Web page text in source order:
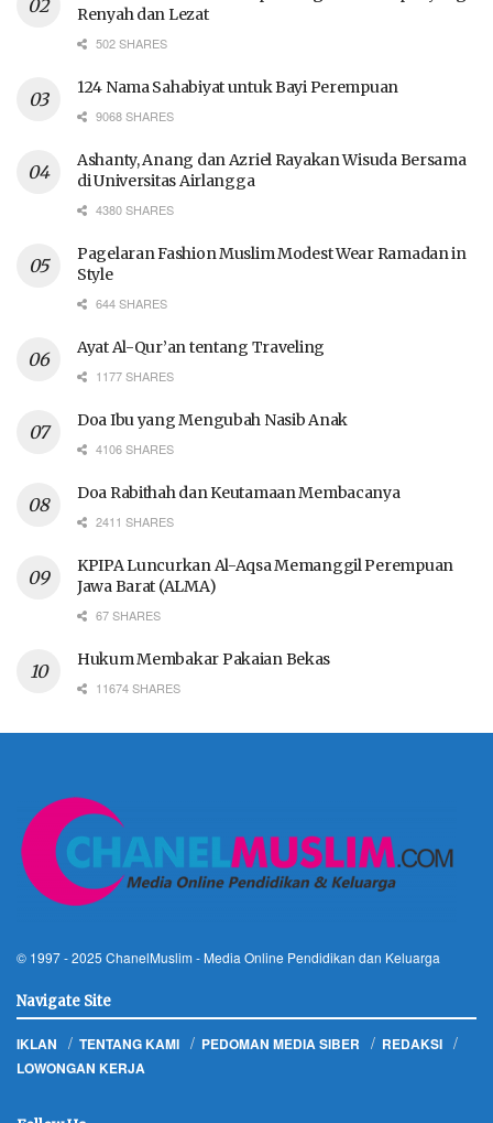
Renyah dan Lezat
502 SHARES
124 Nama Sahabiyat untuk Bayi Perempuan
9068 SHARES
Ashanty, Anang dan Azriel Rayakan Wisuda Bersama
di Universitas Airlangga
4380 SHARES
Pagelaran Fashion Muslim Modest Wear Ramadan in
Style
644 SHARES
Ayat Al-Qur’an tentang Traveling
1177 SHARES
Doa Ibu yang Mengubah Nasib Anak
4106 SHARES
Doa Rabithah dan Keutamaan Membacanya
2411 SHARES
KPIPA Luncurkan Al-Aqsa Memanggil Perempuan
Jawa Barat (ALMA)
67 SHARES
Hukum Membakar Pakaian Bekas
11674 SHARES
© 1997 - 2025 ChanelMuslim - Media Online Pendidikan dan Keluarga
Navigate Site
IKLAN TENTANG KAMI PEDOMAN MEDIA SIBER
REDAKSI
LOWONGAN KERJA